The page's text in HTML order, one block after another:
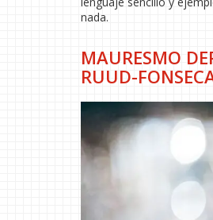
nada.
MAURESMO
RUUD-